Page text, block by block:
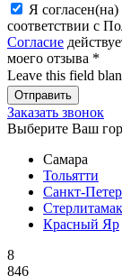
Я
соответствии с
Согласие
моего отзыва *
Leave this field
Заказать звонок
Выберите Ваш
Самара
Тольятти
Санкт-
Стерлитамак
Красный Яр
8
846